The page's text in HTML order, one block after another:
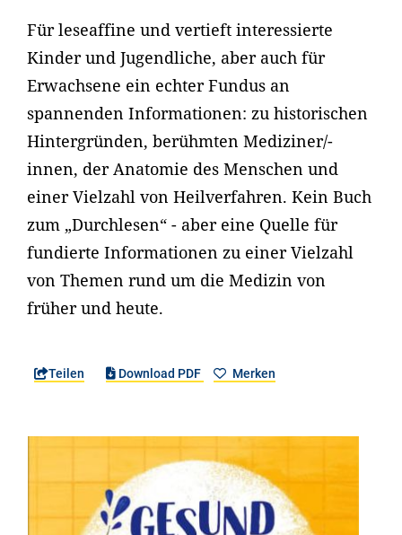
Für leseaffine und vertieft interessierte
Kinder und Jugendliche, aber auch für
Erwachsene ein echter Fundus an
spannenden Informationen: zu historischen
Hintergründen, berühmten Mediziner/-
innen, der Anatomie des Menschen und
einer Vielzahl von Heilverfahren. Kein Buch
zum „Durchlesen“ - aber eine Quelle für
fundierte Informationen zu einer Vielzahl
von Themen rund um die Medizin von
früher und heute.
Teilen Download PDF Merken